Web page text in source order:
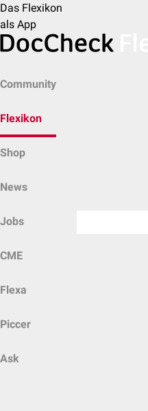
Das Flexikon
als App
Community
Flexikon
Shop
News
Jobs
CME
Flexa
Piccer
Ask